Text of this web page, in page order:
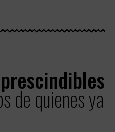
de quienes ya